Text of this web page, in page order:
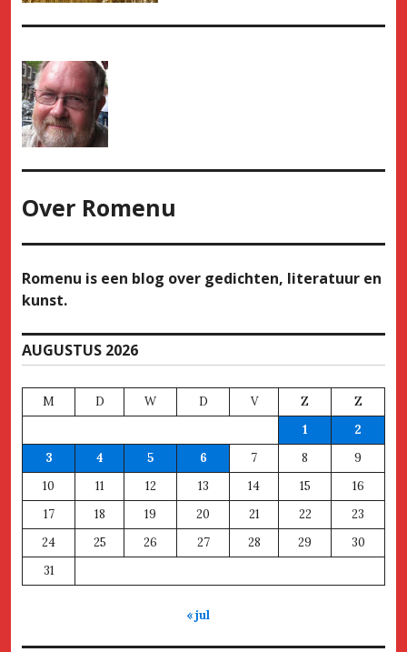
Over Romenu
Romenu is een blog over gedichten, literatuur en
kunst.
AUGUSTUS 2026
M D W D V Z
Z
1
2
3
4 5 6 7 8
9
10
11 12 13 14 15
16
17
18 19 20 21 22
23
24
25 26 27 28 29
30
31
« jul